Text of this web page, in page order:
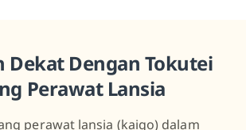
Dekat Dengan Tokutei
Perawat Lansia
perawat lansia (kaigo) dalam